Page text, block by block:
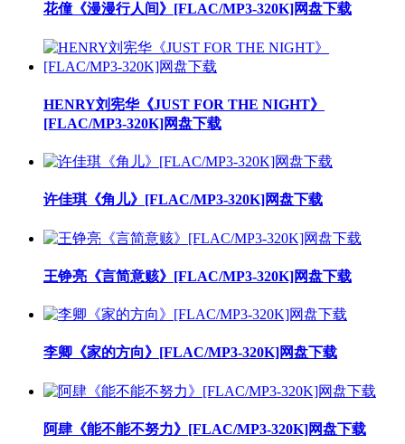
花僮《漫漫行人间》[FLAC/MP3-320K]网盘下载
HENRY刘宪华《JUST FOR THE NIGHT》
[FLAC/MP3-320K]网盘下载
许佳琪《角儿》[FLAC/MP3-320K]网盘下载
王铮亮《言简意赅》[FLAC/MP3-320K]网盘下载
李卿《家的方向》[FLAC/MP3-320K]网盘下载
阿肆《能不能不努力》[FLAC/MP3-320K]网盘下载